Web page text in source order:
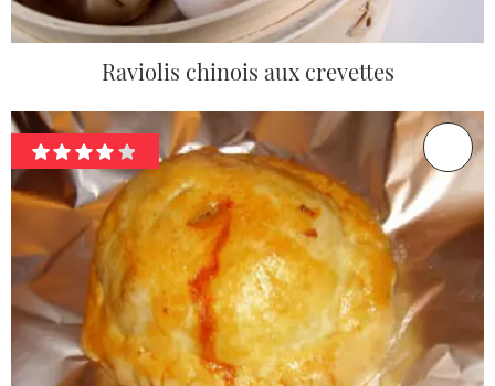
Raviolis chinois aux crevettes